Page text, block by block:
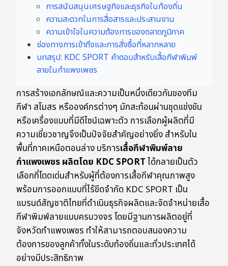
การสนับสนุนเศรษฐกิจและธุรกิจในท้องถิ่น
ความสะดวกในการสื่อสารและประสานงาน
ความเข้าใจในความต้องการของตลาดภูมิภาค
ช่องทางการเข้าถึงและการสั่งซื้อที่หลากหลาย
บทสรุป: KDC SPORT คำตอบสำหรับเสื้อกีฬาพิมพ์
ลายในกำแพงเพชร
การสร้างเอกลักษณ์และความเป็นหนึ่งเดียวกันของทีม
กีฬา สโมสร หรือองค์กรต่างๆ มักสะท้อนผ่านชุดแข่งขัน
หรือเครื่องแบบที่มีดีไซน์เฉพาะตัว การเลือกผู้ผลิตที่มี
ความเชี่ยวชาญจึงเป็นปัจจัยสำคัญอย่างยิ่ง สำหรับใน
พื้นที่ภาคเหนือตอนล่าง บริการเสื้อกีฬาพิมพ์ลาย
กำแพงเพชร ผลิตโดย KDC SPORTได้กลายเป็นตัว
เลือกที่โดดเด่นสำหรับผู้ที่ต้องการเสื้อกีฬาคุณภาพสูง
พร้อมการออกแบบที่ไร้ขีดจำกัด KDC SPORT เป็น
แบรนด์สัญชาติไทยที่ดำเนินธุรกิจผลิตและจัดจำหน่ายเสื้อ
กีฬาพิมพ์ลายแบบครบวงจร โดยมีฐานการผลิตอยู่ที่
จังหวัดกำแพงเพชร ทำให้สามารถตอบสนองความ
ต้องการของลูกค้าทั้งในระดับท้องถิ่นและทั่วประเทศได้
อย่างมีประสิทธิภาพ